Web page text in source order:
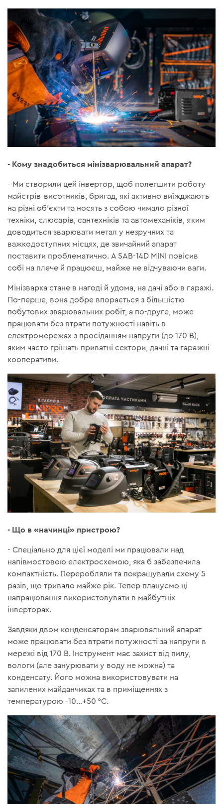
- Кому знадобиться мінізварювальний апарат?
- Ми створили цей інвертор, щоб полегшити роботу
майстрів-висотників, бригад, які активно виїжджають
на різні об’єкти та носять з собою чимало різної
техніки, слюсарів, сантехніків та автомеханіків, яким
доводиться зварювати метал у незручних та
важкодоступних місцях, де звичайний апарат
поставити проблематично. А SAB-14D MINI повісив
собі на плече й працюєш, майже не відчуваючи ваги.
Мінізварка стане в нагоді й удома, на дачі або в гаражі.
По-перше, вона добре впорається з більшістю
побутових зварювальних робіт, а по-друге, може
працювати без втрати потужності навіть в
електромережах з просіданням напруги (до 170 В),
яким часто грішать приватні сектори, дачні та гаражні
кооперативи.
- Що в «начинці» пристрою?
- Спеціально для цієї моделі ми працювали над
напівмостовою електросхемою, яка б забезпечила
компактність. Переробляли та покращували схему 5
разів, що тривало майже рік. Тепер плануємо ці
напрацювання використовувати в майбутніх
інверторах.
Завдяки двом конденсаторам зварювальний апарат
може працювати без втрати потужності за напруги в
мережі від 170 В. Інструмент має захист від пилу,
вологи (але занурювати у воду не можна) та
конденсату. Його можна використовувати на
запилених майданчиках та в приміщеннях з
температурою -10…+50 °С.